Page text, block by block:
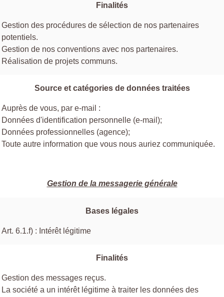
Finalités
Gestion des procédures de sélection de nos partenaires
potentiels.
Gestion de nos conventions avec nos partenaires.
Réalisation de projets communs.
Source et catégories de données traitées
Auprès de vous, par e-mail :
Données d'identification personnelle (e-mail);
Données professionnelles (agence);
Toute autre information que vous nous auriez communiquée.
Gestion de la messagerie générale
Bases légales
Art. 6.1.f) : Intérêt légitime
Finalités
Gestion des messages reçus.
La société a un intérêt légitime à traiter les données des